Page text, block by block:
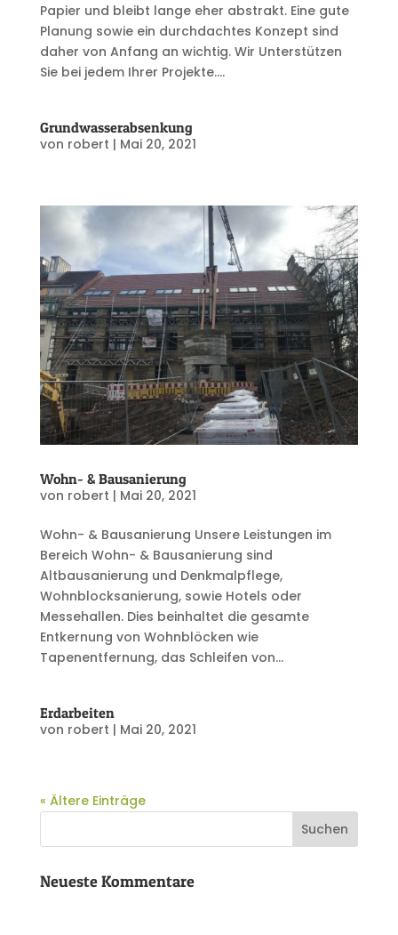
Papier und bleibt lange eher abstrakt. Eine gute
Planung sowie ein durchdachtes Konzept sind
daher von Anfang an wichtig. Wir Unterstützen
Sie bei jedem Ihrer Projekte....
Grundwasserabsenkung
von robert | Mai 20, 2021
Wohn- & Bausanierung
von robert | Mai 20, 2021
Wohn- & Bausanierung Unsere Leistungen im
Bereich Wohn- & Bausanierung sind
Altbausanierung und Denkmalpflege,
Wohnblocksanierung, sowie Hotels oder
Messehallen. Dies beinhaltet die gesamte
Entkernung von Wohnblöcken wie
Tapenentfernung, das Schleifen von...
Erdarbeiten
von robert | Mai 20, 2021
« Ältere Einträge
Neueste Kommentare